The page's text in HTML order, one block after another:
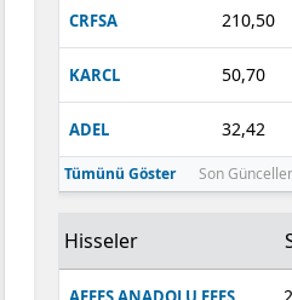
CRFSA 210,50
KARCL 50,70
ADEL 32,42
Tümünü Göster Son
Hisseler